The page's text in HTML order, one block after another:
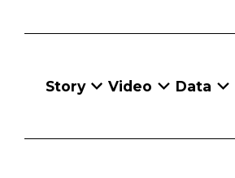
Story Video Data